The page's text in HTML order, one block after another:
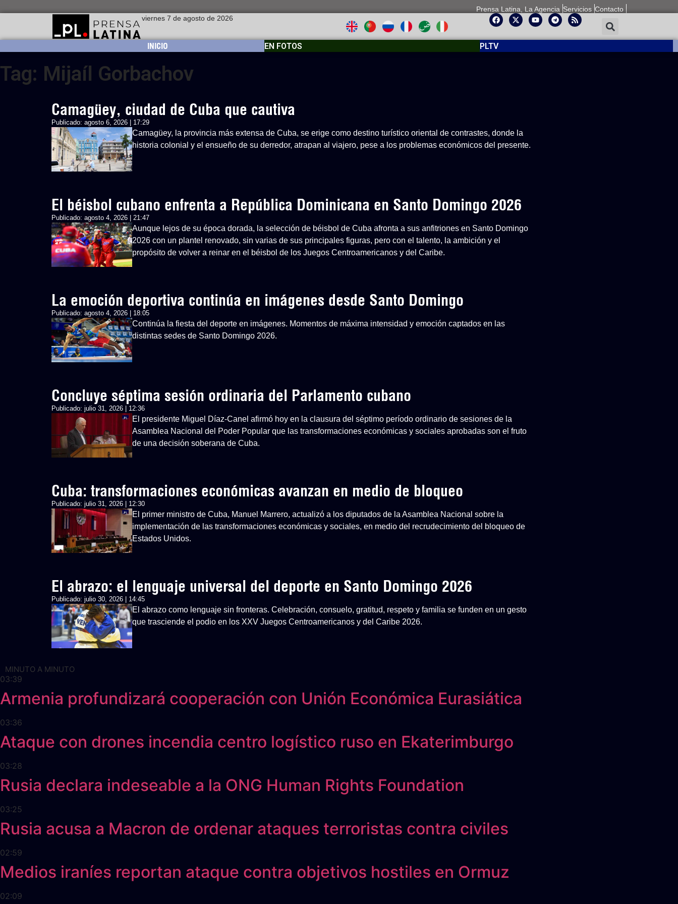
Prensa Latina, La Agencia Servicios Contacto
viernes 7 de agosto de 2026
INICIO EN FOTOS PLTV
Tag: Mijaíl Gorbachov
Camagüey, ciudad de Cuba que cautiva
Publicado: agosto 6, 2026 | 17:29
Camagüey, la provincia más extensa de Cuba, se erige como destino turístico oriental de contrastes, donde la
historia colonial y el ensueño de su derredor, atrapan al viajero, pese a los problemas económicos del presente.
El béisbol cubano enfrenta a República Dominicana en Santo Domingo 2026
Publicado: agosto 4, 2026 | 21:47
Aunque lejos de su época dorada, la selección de béisbol de Cuba afronta a sus anfitriones en Santo Domingo
2026 con un plantel renovado, sin varias de sus principales figuras, pero con el talento, la ambición y el
propósito de volver a reinar en el béisbol de los Juegos Centroamericanos y del Caribe.
La emoción deportiva continúa en imágenes desde Santo Domingo
Publicado: agosto 4, 2026 | 18:05
Continúa la fiesta del deporte en imágenes. Momentos de máxima intensidad y emoción captados en las
distintas sedes de Santo Domingo 2026.
Concluye séptima sesión ordinaria del Parlamento cubano
Publicado: julio 31, 2026 | 12:36
El presidente Miguel Díaz-Canel afirmó hoy en la clausura del séptimo período ordinario de sesiones de la
Asamblea Nacional del Poder Popular que las transformaciones económicas y sociales aprobadas son el fruto
de una decisión soberana de Cuba.
Cuba: transformaciones económicas avanzan en medio de bloqueo
Publicado: julio 31, 2026 | 12:30
El primer ministro de Cuba, Manuel Marrero, actualizó a los diputados de la Asamblea Nacional sobre la
implementación de las transformaciones económicas y sociales, en medio del recrudecimiento del bloqueo de
Estados Unidos.
El abrazo: el lenguaje universal del deporte en Santo Domingo 2026
Publicado: julio 30, 2026 | 14:45
El abrazo como lenguaje sin fronteras. Celebración, consuelo, gratitud, respeto y familia se funden en un gesto
que trasciende el podio en los XXV Juegos Centroamericanos y del Caribe 2026.
MINUTO A MINUTO
03:39
Armenia profundizará cooperación con Unión Económica Eurasiática
03:36
Ataque con drones incendia centro logístico ruso en Ekaterimburgo
03:28
Rusia declara indeseable a la ONG Human Rights Foundation
03:25
Rusia acusa a Macron de ordenar ataques terroristas contra civiles
02:59
Medios iraníes reportan ataque contra objetivos hostiles en Ormuz
02:09